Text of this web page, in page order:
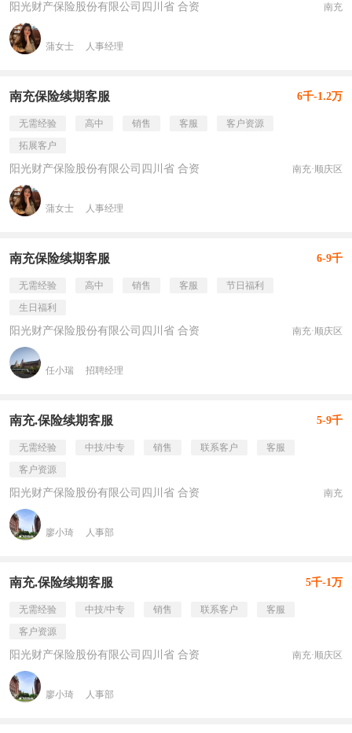
阳光财产保险股份有限公司四川省 合资 南充
蒲女士 人事经理
南充保险续期客服 6千-1.2万
无需经验 高中 销售 客服
客户资源
拓展客户
阳光财产保险股份有限公司四川省 合资 南充·顺庆区
蒲女士 人事经理
南充保险续期客服 6-9千
无需经验 高中 销售 客服
节日福利
生日福利
阳光财产保险股份有限公司四川省 合资 南充·顺庆区
任小瑞 招聘经理
南充.保险续期客服 5-9千
无需经验 中技/中专 销售 联系客户
客服
客户资源
阳光财产保险股份有限公司四川省 合资 南充
廖小琦 人事部
南充.保险续期客服 5千-1万
无需经验 中技/中专 销售 联系客户
客服
客户资源
阳光财产保险股份有限公司四川省 合资 南充·顺庆区
廖小琦 人事部